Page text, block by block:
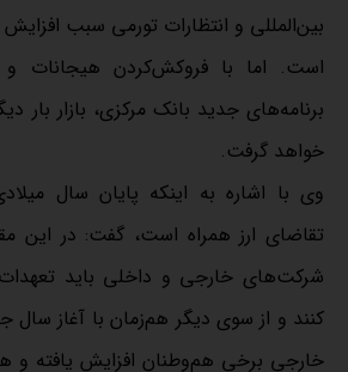
بین‌المللی و انتظارات تورمی سبب
است. اما با فروکش‌کردن هیجانات
برنامه‌های جدید بانک مرکزی، بازار بار
خواهد گرفت.
وی با اشاره به اینکه پایان سال
تقاضای ارز همراه است، گفت: در این
شرکت‌های خارجی و داخلی باید
کنند و از سوی دیگر هم‌زمان با آغاز سال
خارجی برخی هم‌وطنان افزایش یافته